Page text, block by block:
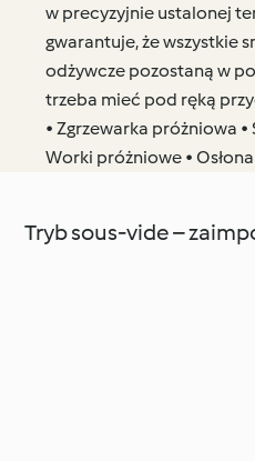
w precyzyjnie ustalonej
gwarantuje, że wszystkie
odżywcze pozostaną w
trzeba mieć pod ręką
• Zgrzewarka próżniowa •
Worki próżniowe •
Tryb sous-vide –